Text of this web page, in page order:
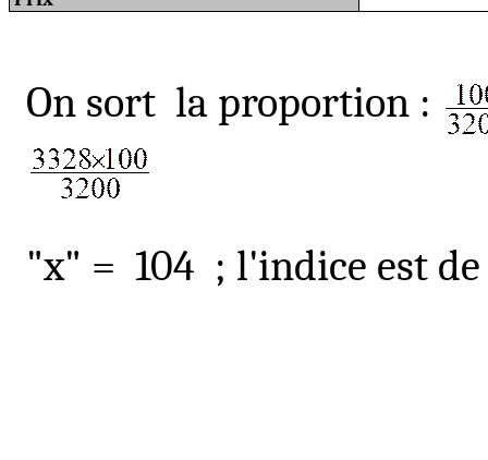
On sort la proportion :
"x" = 104 ; l'indice est de